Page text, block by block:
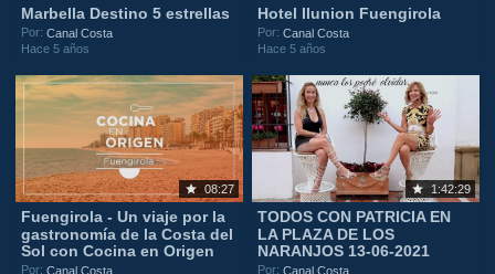
Marbella Destino 5 estrellas
Por:Canal Costa
Hace 5 años
Hotel Ilunion Fuengirola
Por:Canal Costa
Hace 5 años
08:27
Fuengirola - Un viaje por la
gastronomía de la Costa del
Sol con Cocina en Origen
Por:Canal Costa
1:42:29
TODOS CON PATRICIA EN
LA PLAZA DE LOS
NARANJOS 13-06-2021
Por:Canal Costa